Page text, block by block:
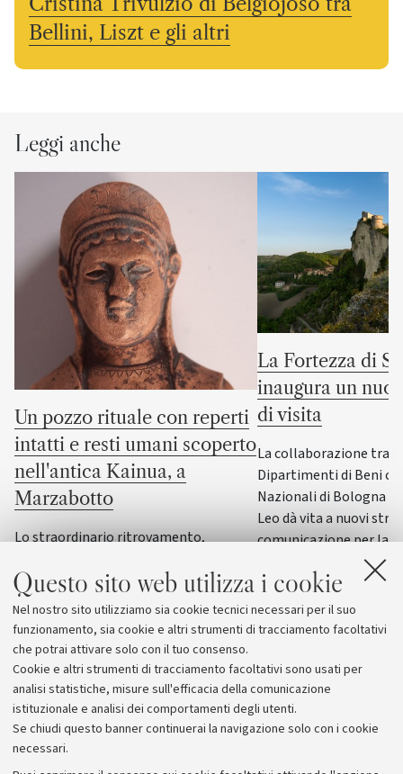
Questo sito web utilizza i cookie
Nel nostro sito utilizziamo sia cookie tecnici necessari per il suo
funzionamento, sia cookie e altri strumenti di tracciamento facoltativi
che potrai attivare solo con il tuo consenso.
Cookie e altri strumenti di tracciamento facoltativi sono usati per
analisi statistiche, misure sull'efficacia della comunicazione
istituzionale e analisi dei comportamenti degli utenti.
Se chiudi questo banner continuerai la navigazione solo con i cookie
necessari.
Bellini, Liszt e gli altri
Leggi anche
Un pozzo rituale con reperti
intatti e resti umani scoperto
nell'antica Kainua, a
Marzabotto
Lo straordinario ritrovamento,
svela la sacralità dell’acqua e offre
nuove conoscenze sui riti di fondazione
delle città etrusche
La Fortezza di
inaugura un
di visita
La collaborazione tra il
Dipartimenti di Beni
Nazionali di Bologna e
Leo dà vita a nuovi
comunicazione per la